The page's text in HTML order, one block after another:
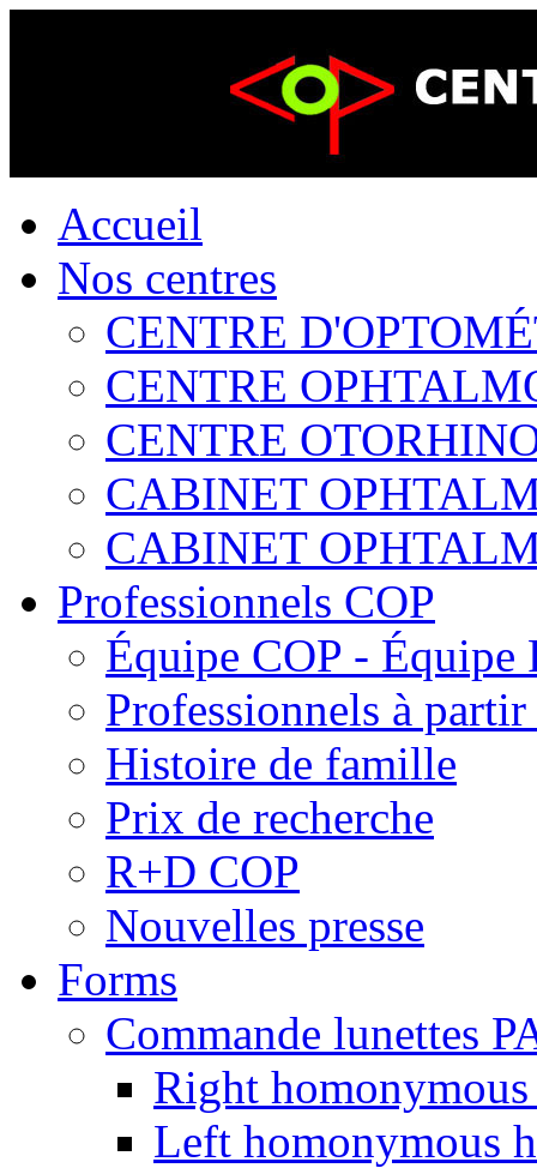
Accueil
Nos centres
CENTRE
CENTRE
CENTRE
CABINET
CABINET
Professionnels COP
Équipe COP - Équipe
Professionnels à
Histoire de famille
Prix de recherche
R+D COP
Nouvelles presse
Forms
Commande lunettes
Right
Left homonymous